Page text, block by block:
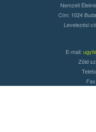
Nemzeti
Cím: 1024
Levelezési
E-mail:
Zöld